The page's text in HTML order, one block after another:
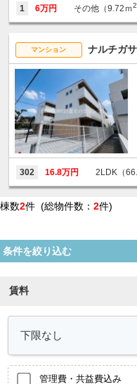
1 6万円 その他（9.72ｍ2
マンション ナルチガ
302 16.8万円 2LDK（
棟数2件 (総物件数： 2件)
条件を絞り込む
賃料
管理費・共益費込み